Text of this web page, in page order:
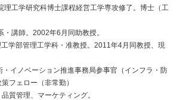
理工学研究科博士課程経営工学専攻修了。博士（工
講師。2002年6月同助教授。
学部管理工学科・准教授。2011年4月同教授、現
イノベーション推進事務局参事官（インフラ・防
フェロー（非常勤）
質管理、マーケティング。